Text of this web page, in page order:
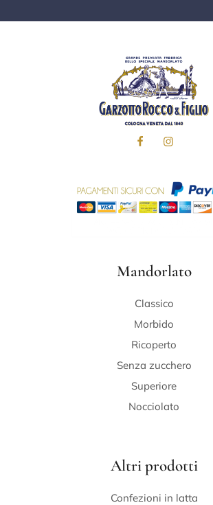
Mandorlato
Classico
Morbido
Ricoperto
Senza zucchero
Superiore
Nocciolato
Altri prodotti
Confezioni in latta